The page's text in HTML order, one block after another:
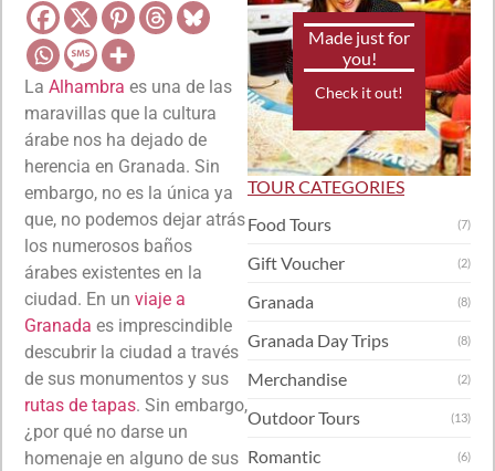
La Alhambra es una de las
maravillas que la cultura
árabe nos ha dejado de
herencia en Granada. Sin
embargo, no es la única ya
que, no podemos dejar atrás
los numerosos baños
árabes existentes en la
ciudad. En un viaje a
Granada es imprescindible
descubrir la ciudad a través
de sus monumentos y sus
rutas de tapas. Sin embargo,
¿por qué no darse un
homenaje en alguno de sus
Made just for
you!
Check it out!
TOUR CATEGORIES
Food Tours
(7)
Gift Voucher (2)
Granada (8)
Granada Day Trips (8)
Merchandise (2)
Outdoor Tours (13)
Romantic (6)